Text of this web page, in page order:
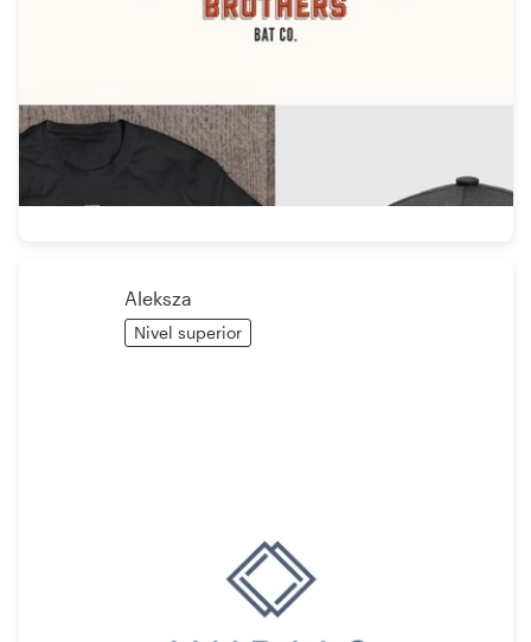
Aleksza
Nivel superior